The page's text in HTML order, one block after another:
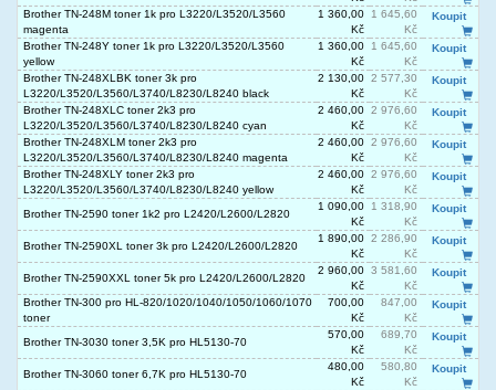
Brother TN-248M toner 1k pro L3220/L3520/L3560
magenta
1 360,00
Kč
1 645,60
Kč
Koupit
Brother TN-248Y toner 1k pro L3220/L3520/L3560
yellow
1 360,00
Kč
1 645,60
Kč
Koupit
Brother TN-248XLBK toner 3k pro
L3220/L3520/L3560/L3740/L8230/L8240 black
2 130,00
Kč
2 577,30
Kč
Koupit
Brother TN-248XLC toner 2k3 pro
L3220/L3520/L3560/L3740/L8230/L8240 cyan
2 460,00
Kč
2 976,60
Kč
Koupit
Brother TN-248XLM toner 2k3 pro
L3220/L3520/L3560/L3740/L8230/L8240 magenta
2 460,00
Kč
2 976,60
Kč
Koupit
Brother TN-248XLY toner 2k3 pro
L3220/L3520/L3560/L3740/L8230/L8240 yellow
2 460,00
Kč
2 976,60
Kč
Koupit
Brother TN-2590 toner 1k2 pro L2420/L2600/L2820
1 090,00
Kč
1 318,90
Kč
Koupit
Brother TN-2590XL toner 3k pro L2420/L2600/L2820
1 890,00
Kč
2 286,90
Kč
Koupit
Brother TN-2590XXL toner 5k pro L2420/L2600/L2820
2 960,00
Kč
3 581,60
Kč
Koupit
Brother TN-300 pro HL-820/1020/1040/1050/1060/1070
toner
700,00
Kč
847,00
Kč
Koupit
Brother TN-3030 toner 3,5K pro HL5130-70
570,00
Kč
689,70
Kč
Koupit
Brother TN-3060 toner 6,7K pro HL5130-70
480,00
Kč
580,80
Kč
Koupit